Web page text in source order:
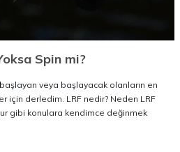
Spin mi?
başlayan veya başlayacak olanların en
için derledim. LRF nedir? Neden LRF
gibi konulara kendimce değinmek